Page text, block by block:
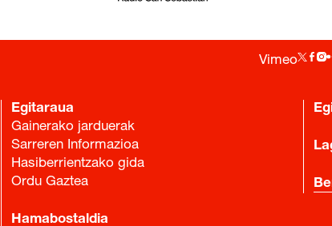
Vimeo
Egitaraua
Gainerako jarduerak
Sarreren Informazioa
Hasiberrientzako gida
Ordu Gaztea
Hamabostaldia